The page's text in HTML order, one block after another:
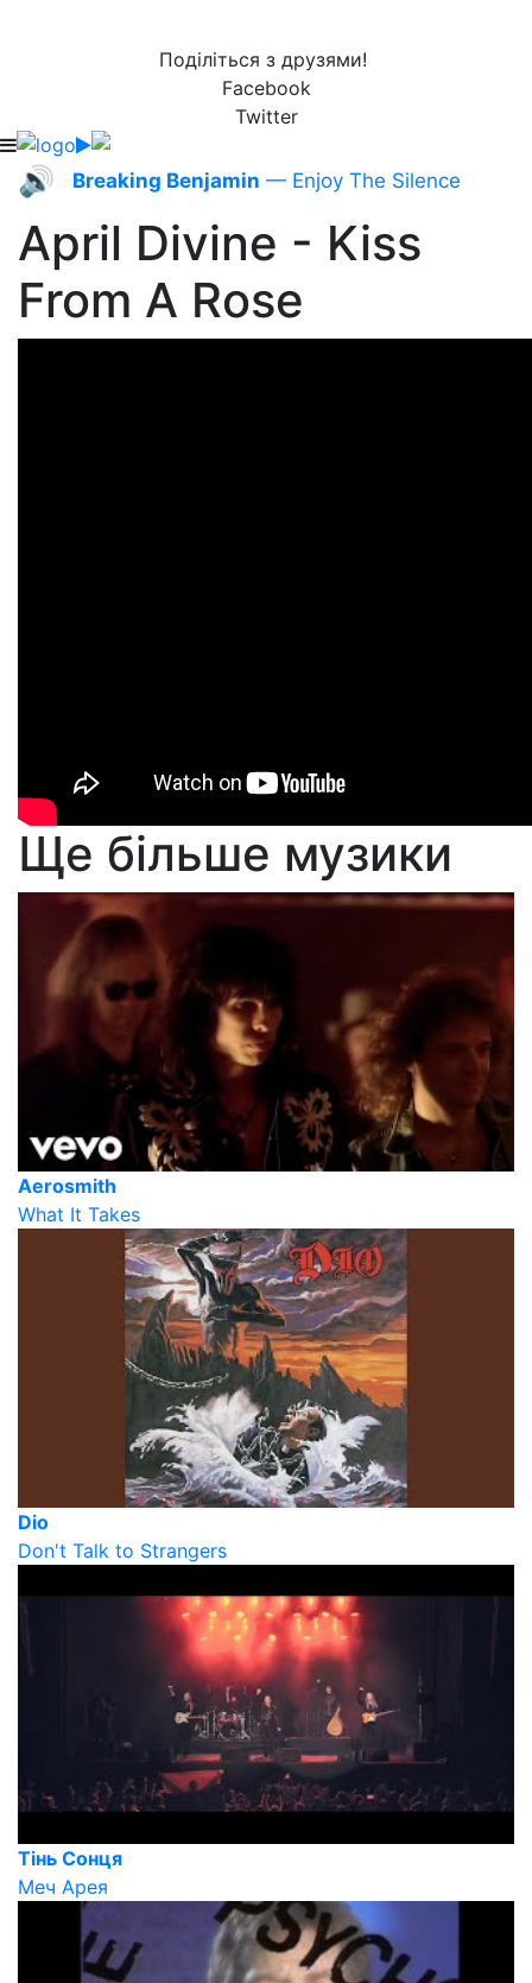
Поділіться з друзями!
Facebook
Twitter
🔊 Breaking Benjamin — Enjoy The Silence
April Divine - Kiss
From A Rose
Ще більше музики
Aerosmith
What It Takes
Dio
Don't Talk to Strangers
Тінь Сонця
Меч Арея